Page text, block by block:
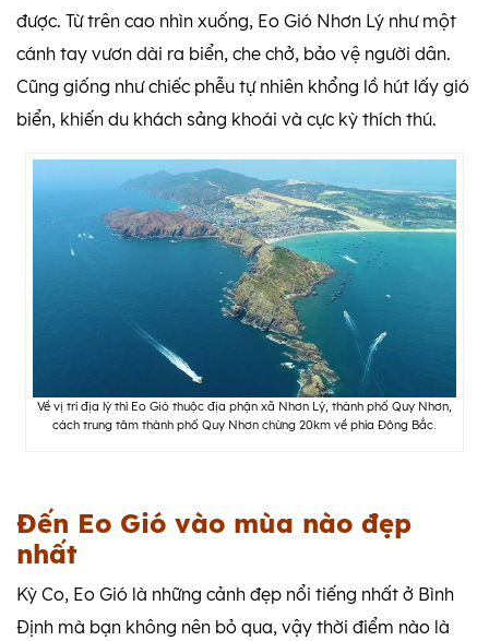
được. Từ trên cao nhìn xuống, Eo Gió Nhơn Lý như một
cánh tay vươn dài ra biển, che chở, bảo vệ người dân.
Cũng giống như chiếc phễu tự nhiên khổng lồ hút lấy gió
biển, khiến du khách sảng khoái và cực kỳ thích thú.
Về vị trí địa lý thì Eo Gió thuộc địa phận xã Nhơn Lý, thành phố Quy Nhơn,
cách trung tâm thành phố Quy Nhơn chừng 20km về phía Đông Bắc.
Đến Eo Gió vào mùa nào đẹp
nhất
Kỳ Co, Eo Gió là những cảnh đẹp nổi tiếng nhất ở Bình
Định mà bạn không nên bỏ qua, vậy thời điểm nào là